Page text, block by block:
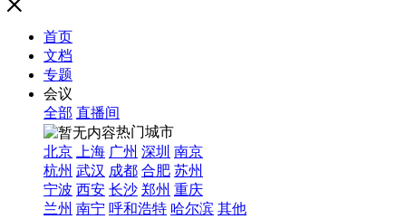
首页
文档
专题
会议
全部 直播间
热门城市
北京
上海 广州 深圳 南京
杭州 武汉 成都 合肥 苏州
宁波 西安 长沙 郑州 重庆
兰州 南宁 呼和浩特 哈尔滨 其他